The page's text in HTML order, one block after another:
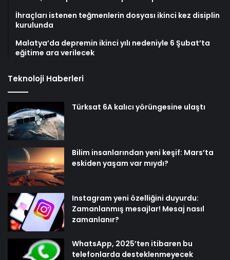
İhraçları istenen teğmenlerin dosyası ikinci kez disiplin
kurulunda
Malatya’da depremin ikinci yılı nedeniyle 6 Şubat’ta
eğitime ara verilecek
Teknoloji Haberleri
Türksat 6A kalıcı yörüngesine ulaştı
Bilim insanlarından yeni keşif: Mars’ta
eskiden yaşam var mıydı?
Instagram yeni özelliğini duyurdu:
Zamanlanmış mesajlar! Mesaj nasıl
zamanlanır?
WhatsApp, 2025’ten itibaren bu
telefonlarda desteklenmeyecek